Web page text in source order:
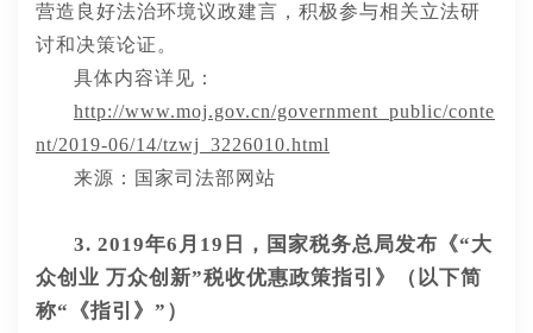
营造良好法治环境议政建言，积极参与相关立法研
讨和决策论证。
具体内容详见：
http://www.moj.gov.cn/government_public/conte
nt/2019-06/14/tzwj_3226010.html
来源： 国家司法部 网站
3. 2019年6 月 19 日， 国家税务总局发布《“大
众创业 万众创新”税收优惠政策指引》
（以下简
称“《指引 》 ”）